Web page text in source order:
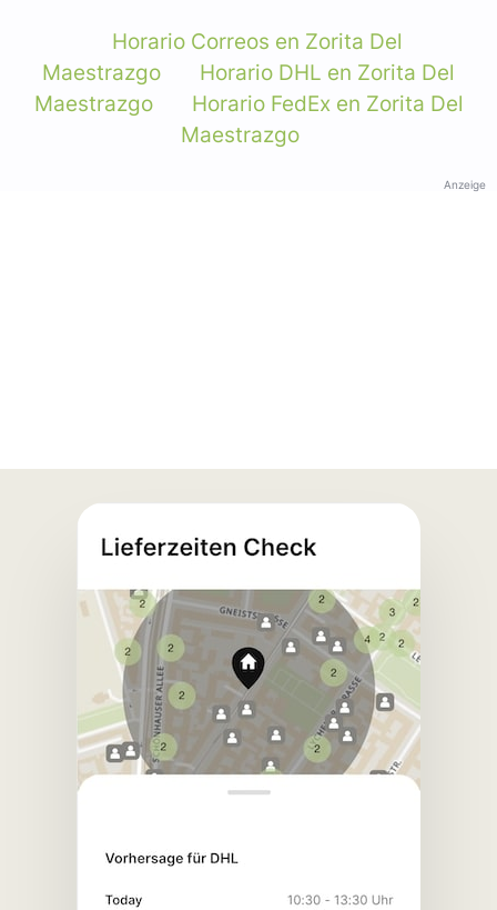
Horario Correos en Zorita Del
Maestrazgo
Horario DHL en Zorita Del
Maestrazgo
Horario FedEx en Zorita Del
Maestrazgo
Anzeige